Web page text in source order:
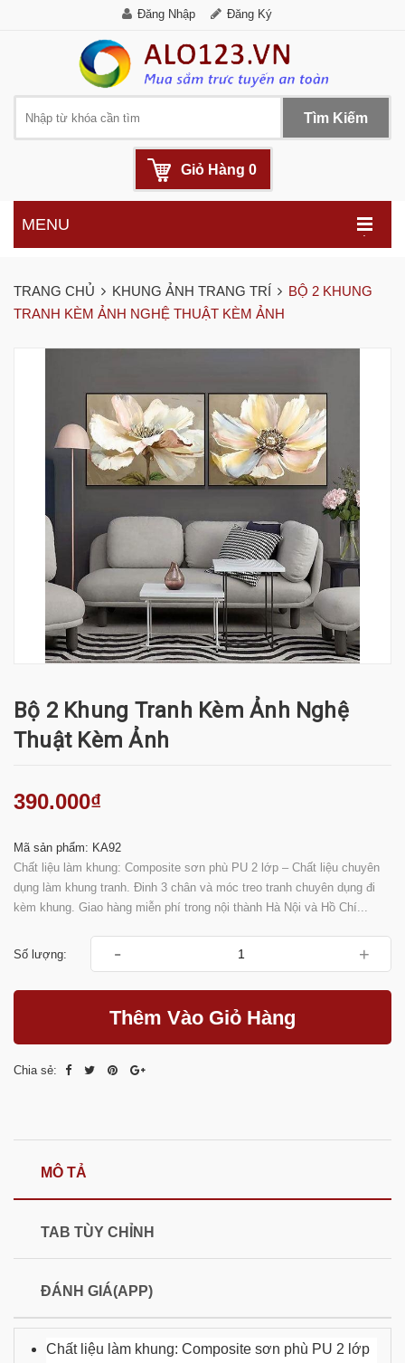
Đăng Nhập Đăng Ký
Tìm Kiếm
Giỏ Hàng 0
.
MENU
TRANG CHỦ KHUNG ẢNH TRANG TRÍ
BỘ 2 KHUNG
TRANH KÈM ẢNH NGHỆ THUẬT KÈM ẢNH
Bộ 2 Khung Tranh Kèm Ảnh Nghệ
Thuật Kèm Ảnh
390.000₫
Mã sản phẩm: KA92
Chất liệu làm khung: Composite sơn phù PU 2 lớp – Chất liệu chuyên
dụng làm khung tranh. Đinh 3 chân và móc treo tranh chuyên dụng đi
kèm khung. Giao hàng miễn phí trong nội thành Hà Nội và Hồ Chí...
Số lượng: - +
Thêm Vào Giỏ Hàng
Chia sẻ:
MÔ TẢ
TAB TÙY CHỈNH
ĐÁNH GIÁ(APP)
Chất liệu làm khung: Composite sơn phù PU 2 lớp